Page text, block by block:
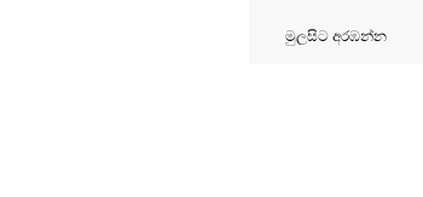
මුලසිට අරඹන්න